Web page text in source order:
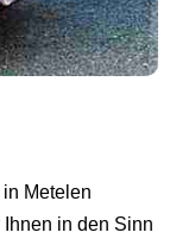
Metelen
in den Sinn